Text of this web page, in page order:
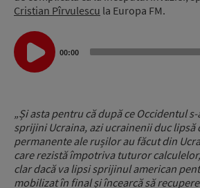
Cristian Pîrvulescu la Europa FM.
Audio
Player
00:00
„Și asta pentru că după ce Occidentul
sprijini Ucraina, azi ucrainenii duc lipsă
permanente ale rușilor au făcut din
care rezistă împotriva tuturor
clar dacă va lipsi sprijinul american
mobilizat în final și încearcă să